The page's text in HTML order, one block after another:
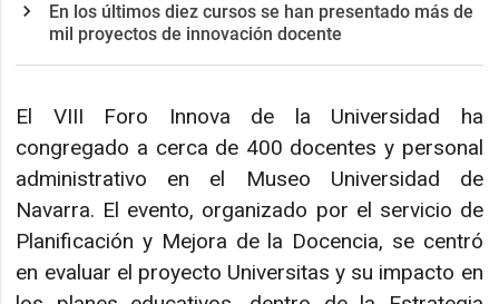
En los últimos diez cursos se han presentado más de
mil proyectos de innovación docente
El VIII Foro Innova de la Universidad ha
congregado a cerca de 400 docentes y personal
administrativo en el Museo Universidad de
Navarra. El evento, organizado por el servicio de
Planificación y Mejora de la Docencia, se centró
en evaluar el proyecto Universitas y su impacto en